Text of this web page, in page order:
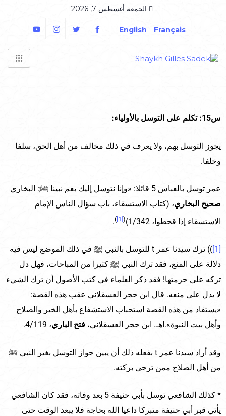
الجمعة أغسطس 7, 2026
Français
English
س15: تكلم على التوسل بالأولياء:
يجوز التوسل بهم، ولا يعرف في ذلك مخالف من أهل الحق، سلفا
وخلفا.
عمر توسل بالعباس 5 قائلا: «وإنا نتوسل إليك بعم نبينا ﷺ: البخاري
صحيح البخاري، (كتاب الاستسقاء، باب سؤال الناس الإمام
الاستسقاء إذا قحطوا، 1/342)
(
)
.
[1]
)) ترك سيدنا عمر t للتوسل بالنبي ﷺ في ذلك الموضع ليس فيه
دلالة على المنع، فقد ترك النبي ﷺ كثيرا من المباحات، فهل دل
تركه على حرمتها! فقد ذكر العلماء في كتب الأصول أن ترك الشيء
لا يدل على منعه. قال ابن حجر العسقلاني عقب هذه القصة:
«يستفاد من هذه القصة استحباب الاستشفاع بأهل الخير والصلاح
وأهل بيت النبوة».اهـ. ابن حجر العسقلاني، فتح الباري، 4/119.
وقد أراد سيدنا عمر t بفعله ذلك أن يبين جواز التوسل بغير النبي ﷺ
من أهل الصلاح ممن ترجى بركته.
* كذلك الشافعي توسل بأبي حنيفة 5 بعد وفاته، فقد كان الشافعي
يأتي قبر أبي حنيفة متبركا داعيا الله بحاجة فلا يبعد الوقت حتى